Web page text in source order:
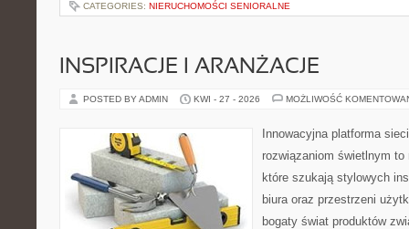
CATEGORIES: NIERUCHOMOŚCI SENIORALNE
INSPIRACJE I ARANŻACJE
POSTED BY ADMIN KWI - 27 - 2026 MOŻLIWOŚĆ
Innowacyjna platforma
rozwiązaniom świetlnym
które szukają stylowych
biura oraz przestrzeni
bogaty świat produktów